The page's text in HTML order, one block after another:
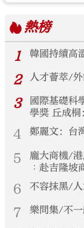
熱榜
1
韓國持續高
2 人才薈萃/
3
國際基礎科
學獎 丘成桐
4 鄭麗文：台
5
龐大商機/
︰赴吉隆坡
6 不容抹黑/
7 樂問集/不